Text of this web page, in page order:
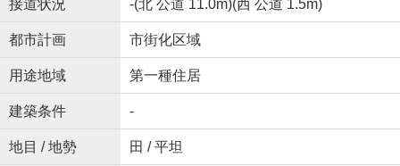
接道状況 -(北 公道 11.0m)(西 公道 1.5m)
都市計画 市街化区域
用途地域 第一種住居
建築条件 -
地目 / 地勢 田 / 平坦